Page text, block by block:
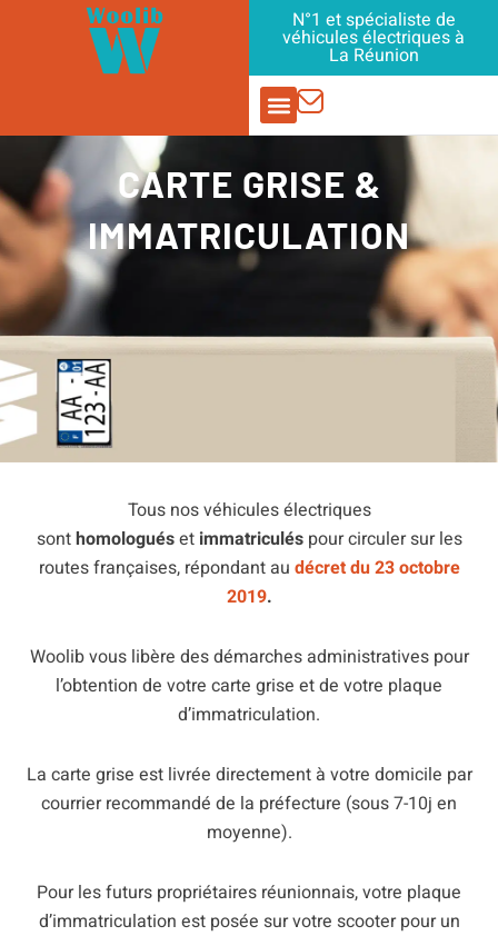
N°1 et spécialiste de
véhicules électriques à
La Réunion
CARTE GRISE &
IMMATRICULATION
Tous nos véhicules électriques
sonthomologuéset immatriculéspour circuler sur les
routes françaises, répondant au décret du 23 octobre
2019.
Woolib vous libère des démarches administratives pour
l’obtention de votre carte grise et de votre plaque
d’immatriculation.
La carte grise est livrée directement à votre domicile par
courrier recommandé de la préfecture (sous 7-10j en
moyenne).
Pour les futurs propriétaires réunionnais, votre plaque
d’immatriculation est posée sur votre scooter pour un